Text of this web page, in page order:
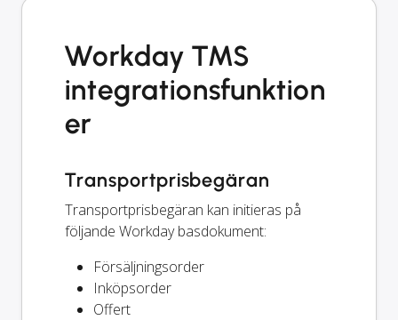
Workday TMS
integrationsfunktion
er
Transportprisbegäran
Transportprisbegäran kan initieras på
följande Workday basdokument:
Försäljningsorder
Inköpsorder
Offert